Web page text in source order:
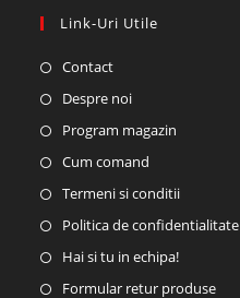
Link-Uri Utile
Contact
Despre noi
Program magazin
Cum comand
Termeni si conditii
Politica de confidentialitate
Hai si tu in echipa!
Formular retur produse